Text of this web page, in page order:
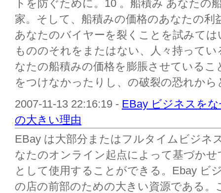
トを防ぐために。10 。船積み あなたの
家。そして、船積みの価格のあなたの
あなたのバイヤーを裂くことを試みて
もののそれをまたはない、人々持って
なたの船積みの価格を膨脹させている
をつけなかったりし、の破裂の恐れか
2007-11-13 22:16:19 - EBay ビジネスを
の大きい理由
EBay は大部分またはフルタイムビジネ
なたのオンライン起点によって基づか
として使用することができる。Ebay ビ
の店の前部のための大きい資源である